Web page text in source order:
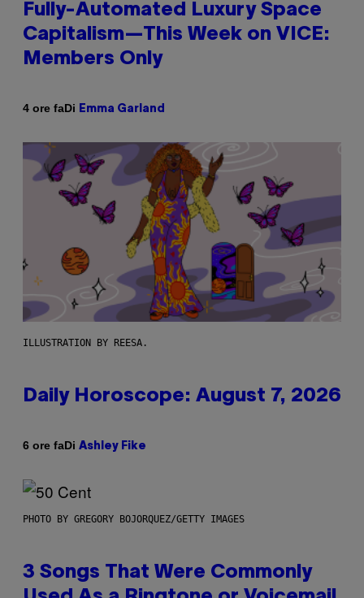
Fully-Automated Luxury Space
Capitalism—This Week on VICE:
Members Only
4 ore faDi Emma Garland
ILLUSTRATION BY REESA.
Daily Horoscope: August 7, 2026
6 ore faDi Ashley Fike
PHOTO BY GREGORY BOJORQUEZ/GETTY IMAGES
3 Songs That Were Commonly